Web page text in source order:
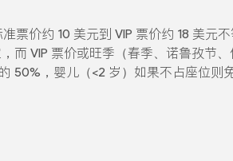
票价约 10 美元到 VIP 票价约 18 美元
而 VIP 票价或旺季（春季、诺鲁孜节
50%，婴儿（<2 岁）如果不占座位则